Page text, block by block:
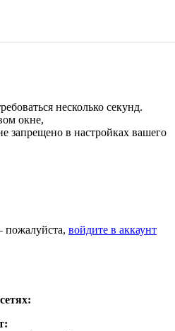
несколько секунд.
окне,
запрещено в настройках вашего
пожалуйста, войдите в аккаунт